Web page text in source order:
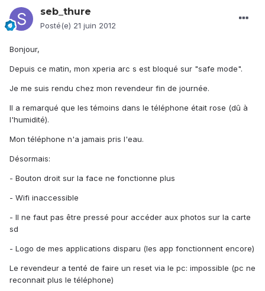
seb_thure
Posté(e) 21 juin 2012
Bonjour,
Depuis ce matin, mon xperia arc s est bloqué sur "safe mode".
Je me suis rendu chez mon revendeur fin de journée.
Il a remarqué que les témoins dans le téléphone était rose (dû à
l'humidité).
Mon téléphone n'a jamais pris l'eau.
Désormais:
- Bouton droit sur la face ne fonctionne plus
- Wifi inaccessible
- Il ne faut pas être pressé pour accéder aux photos sur la carte
sd
- Logo de mes applications disparu (les app fonctionnent encore)
Le revendeur a tenté de faire un reset via le pc: impossible (pc ne
reconnait plus le téléphone)